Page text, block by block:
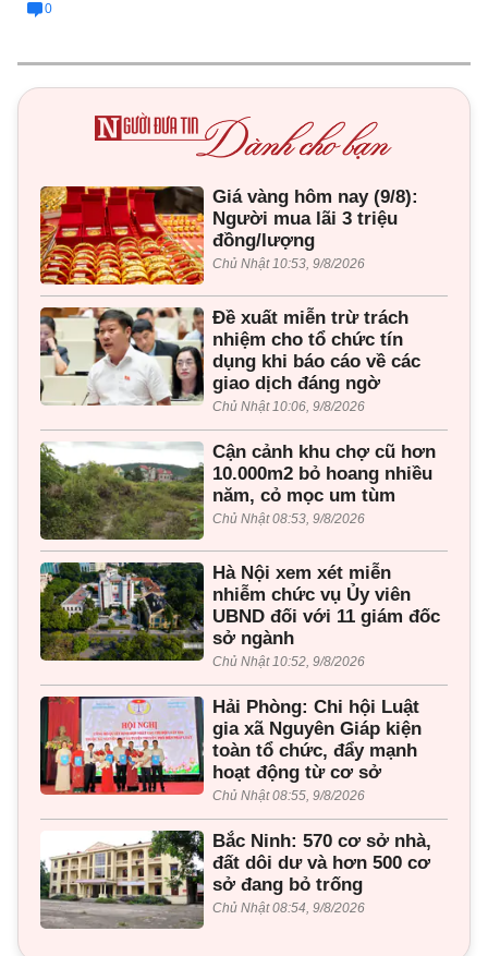
0
Giá vàng hôm nay (9/8):
Người mua lãi 3 triệu
đồng/lượng
Chủ Nhật 10:53, 9/8/2026
Đề xuất miễn trừ trách
nhiệm cho tổ chức tín
dụng khi báo cáo về các
giao dịch đáng ngờ
Chủ Nhật 10:06, 9/8/2026
Cận cảnh khu chợ cũ hơn
10.000m2 bỏ hoang nhiều
năm, cỏ mọc um tùm
Chủ Nhật 08:53, 9/8/2026
Hà Nội xem xét miễn
nhiễm chức vụ Ủy viên
UBND đối với 11 giám đốc
sở ngành
Chủ Nhật 10:52, 9/8/2026
Hải Phòng: Chi hội Luật
gia xã Nguyên Giáp kiện
toàn tổ chức, đẩy mạnh
hoạt động từ cơ sở
Chủ Nhật 08:55, 9/8/2026
Bắc Ninh: 570 cơ sở nhà,
đất dôi dư và hơn 500 cơ
sở đang bỏ trống
Chủ Nhật 08:54, 9/8/2026